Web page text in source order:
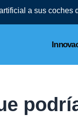
a sus coches